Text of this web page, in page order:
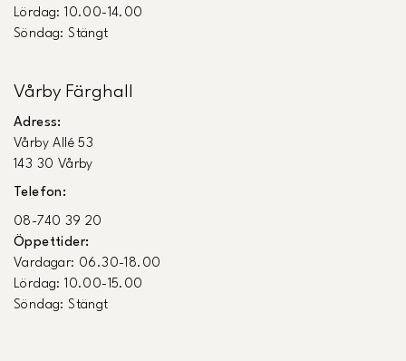
Lördag: 10.00-14.00
Söndag: Stängt
Vårby Färghall
Adress:
Vårby Allé 53
143 30 Vårby
Telefon:
08-740 39 20
Öppettider:
Vardagar: 06.30-18.00
Lördag: 10.00-15.00
Söndag: Stängt